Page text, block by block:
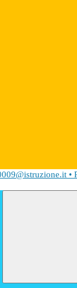
•